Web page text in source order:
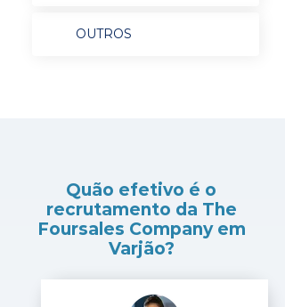
OUTROS
Quão efetivo é o
recrutamento da The
Foursales Company em
Varjão?